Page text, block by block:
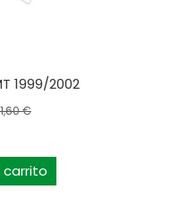
1999/2002
€
carrito